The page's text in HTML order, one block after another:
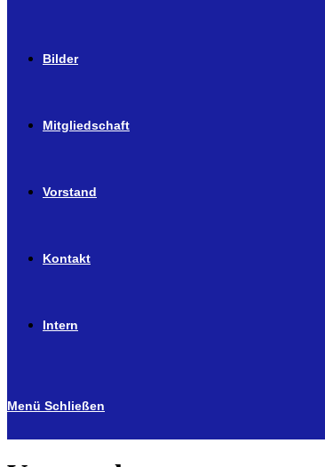
Bilder
Mitgliedschaft
Vorstand
Kontakt
Intern
Menü Schließen